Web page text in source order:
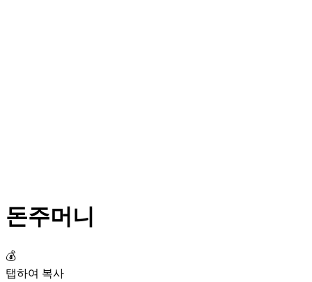
돈주머니
💰
탭하여 복사